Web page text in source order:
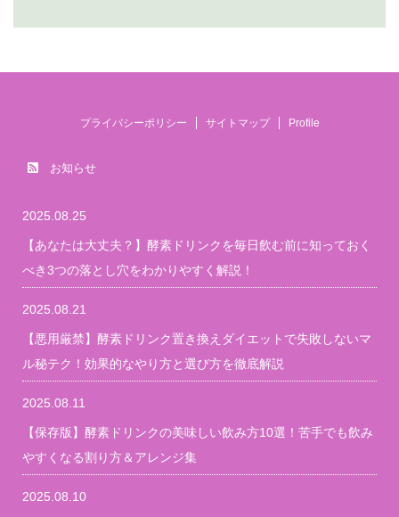
プライバシーポリシー サイトマップ Profile
お知らせ
2025.08.25
【あなたは大丈夫？】酵素ドリンクを毎日飲む前に知っておく
べき3つの落とし穴をわかりやすく解説！
2025.08.21
【悪用厳禁】酵素ドリンク置き換えダイエットで失敗しないマ
ル秘テク！効果的なやり方と選び方を徹底解説
2025.08.11
【保存版】酵素ドリンクの美味しい飲み方10選！苦手でも飲み
やすくなる割り方＆アレンジ集
2025.08.10